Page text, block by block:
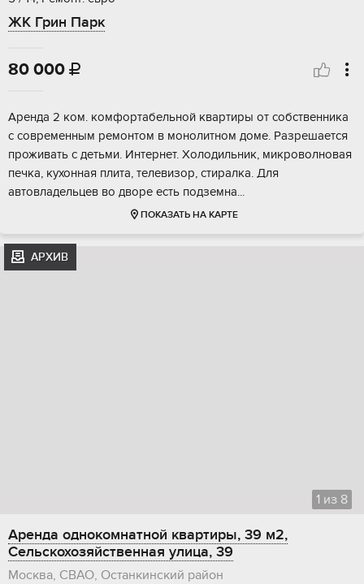
ЖК Грин Парк
80 000 
Аренда 2 ком. комфортабельной квартиры от собственника
с современным ремонтом в монолитном доме. Разрешается
проживать с детьми. Интернет. Холодильник, микроволновая
печка, кухонная плита, телевизор, стиралка. Для
автовладельцев во дворе есть подземна...
ПОКАЗАТЬ НА КАРТЕ
АРХИВ
1 из 8
Аренда однокомнатной квартиры, 39 м2,
Сельскохозяйственная улица, 39
Москва, СВАО, Останкинский район